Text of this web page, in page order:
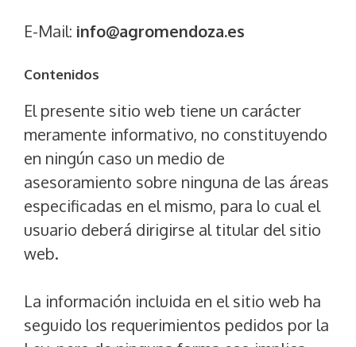
E-Mail: info@agromendoza.es
Contenidos
El presente sitio web tiene un carácter
meramente informativo, no constituyendo
en ningún caso un medio de
asesoramiento sobre ninguna de las áreas
especificadas en el mismo, para lo cual el
usuario deberá dirigirse al titular del sitio
web.
La información incluida en el sitio web ha
seguido los requerimientos pedidos por la